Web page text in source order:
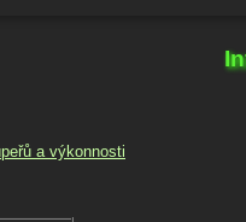
a výkonnosti